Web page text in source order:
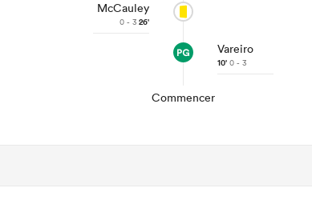
McCauley
0 - 3 26'
Vareiro
10' 0 - 3
Commencer